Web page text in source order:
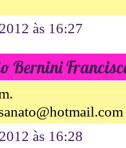
às 16:27
Bernini
às 16:28